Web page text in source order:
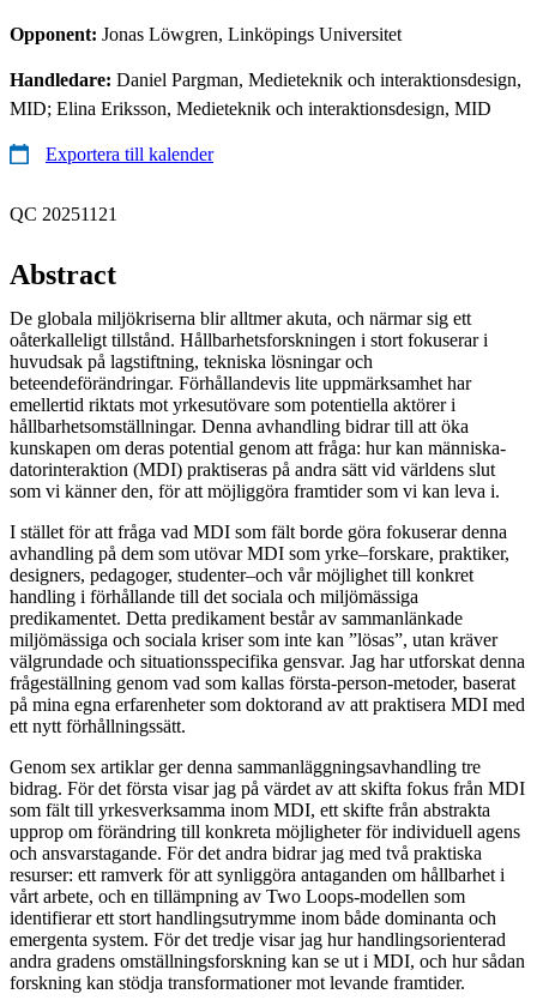
Opponent: Jonas Löwgren, Linköpings Universitet
Handledare: Daniel Pargman, Medieteknik och interaktionsdesign,
MID; Elina Eriksson, Medieteknik och interaktionsdesign, MID
Exportera till kalender
QC 20251121
Abstract
De globala miljökriserna blir alltmer akuta, och närmar sig ett
oåterkalleligt tillstånd. Hållbarhetsforskningen i stort fokuserar i
huvudsak på lagstiftning, tekniska lösningar och
beteendeförändringar. Förhållandevis lite uppmärksamhet har
emellertid riktats mot yrkesutövare som potentiella aktörer i
hållbarhetsomställningar. Denna avhandling bidrar till att öka
kunskapen om deras potential genom att fråga: hur kan människa-
datorinteraktion (MDI) praktiseras på andra sätt vid världens slut
som vi känner den, för att möjliggöra framtider som vi kan leva i.
I stället för att fråga vad MDI som fält borde göra fokuserar denna
avhandling på dem som utövar MDI som yrke–forskare, praktiker,
designers, pedagoger, studenter–och vår möjlighet till konkret
handling i förhållande till det sociala och miljömässiga
predikamentet. Detta predikament består av sammanlänkade
miljömässiga och sociala kriser som inte kan ”lösas”, utan kräver
välgrundade och situationsspecifika gensvar. Jag har utforskat denna
frågeställning genom vad som kallas första-person-metoder, baserat
på mina egna erfarenheter som doktorand av att praktisera MDI med
ett nytt förhållningssätt.
Genom sex artiklar ger denna sammanläggningsavhandling tre
bidrag. För det första visar jag på värdet av att skifta fokus från MDI
som fält till yrkesverksamma inom MDI, ett skifte från abstrakta
upprop om förändring till konkreta möjligheter för individuell agens
och ansvarstagande. För det andra bidrar jag med två praktiska
resurser: ett ramverk för att synliggöra antaganden om hållbarhet i
vårt arbete, och en tillämpning av Two Loops-modellen som
identifierar ett stort handlingsutrymme inom både dominanta och
emergenta system. För det tredje visar jag hur handlingsorienterad
andra gradens omställningsforskning kan se ut i MDI, och hur sådan
forskning kan stödja transformationer mot levande framtider.